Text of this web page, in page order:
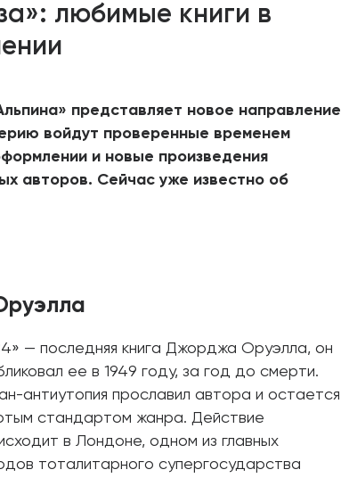
любимые книги в
представляет новое направление
войдут проверенные временем
и новые произведения
авторов. Сейчас уже известно об
— последняя книга Джорджа Оруэлла, он
ее в 1949 году, за год до смерти.
антиутопия прославил автора и остается
стандартом жанра. Действие
в Лондоне, одном из главных
тоталитарного супергосударства